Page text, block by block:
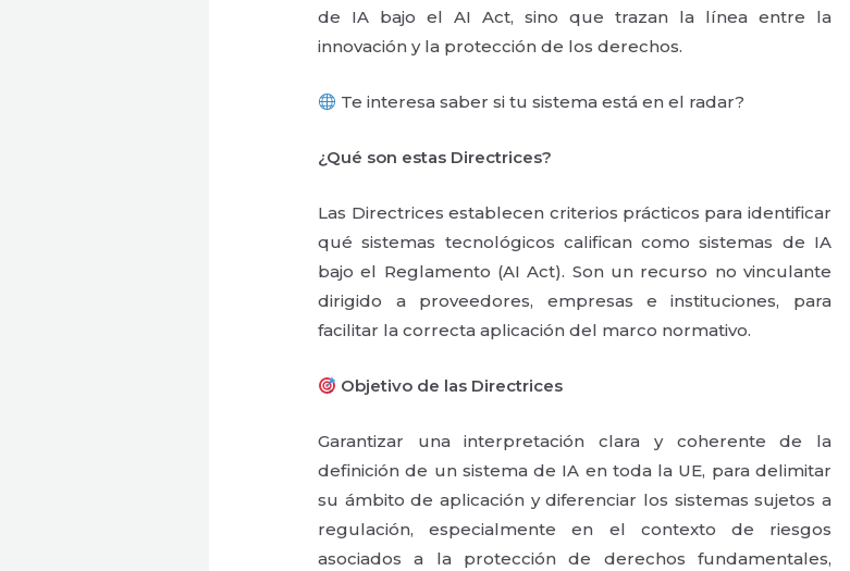
de IA bajo el AI Act, sino que trazan la línea entre la
innovación y la protección de los derechos.
Te interesa saber si tu sistema está en el radar?
¿Qué son estas Directrices?
Las Directrices establecen criterios prácticos para identificar
qué sistemas tecnológicos califican como sistemas de IA
bajo el Reglamento (AI Act). Son un recurso no vinculante
dirigido a proveedores, empresas e instituciones, para
facilitar la correcta aplicación del marco normativo.
Objetivo de las Directrices
Garantizar una interpretación clara y coherente de la
definición de un sistema de IA en toda la UE, para delimitar
su ámbito de aplicación y diferenciar los sistemas sujetos a
regulación, especialmente en el contexto de riesgos
asociados a la protección de derechos fundamentales,